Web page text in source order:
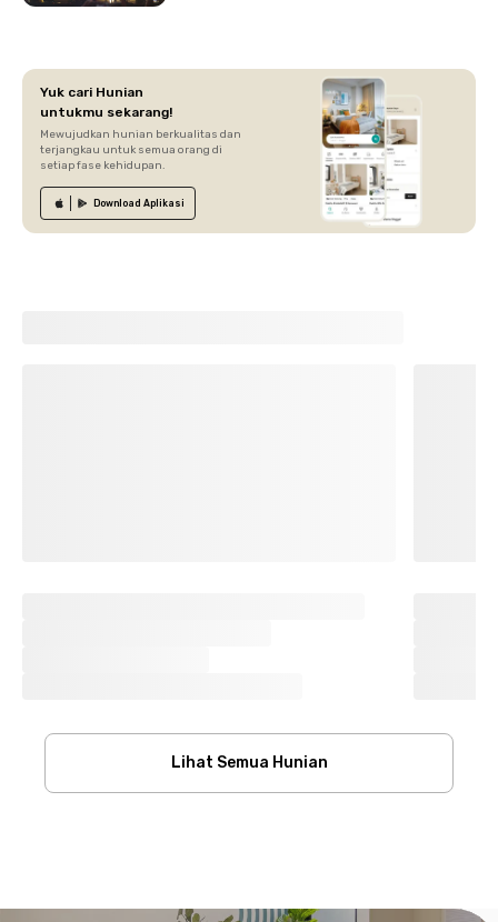
Yuk cari Hunian
untukmu sekarang!
Mewujudkan hunian berkualitas dan
terjangkau untuk semua orang di
setiap fase kehidupan.
Download Aplikasi
Lihat Semua Hunian